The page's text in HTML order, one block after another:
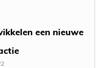
een nieuwe